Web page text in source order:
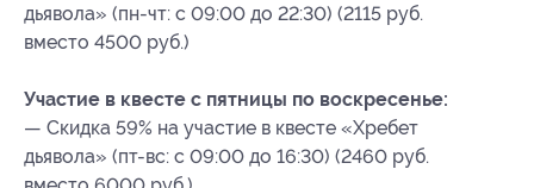
дьявола» (пн-чт: с 09:00 до 22:30) (2115 руб.
вместо 4500 руб.)
Участие в квесте с пятницы по воскресенье:
— Скидка 59% на участие в квесте «Хребет
дьявола» (пт-вс: с 09:00 до 16:30) (2460 руб.